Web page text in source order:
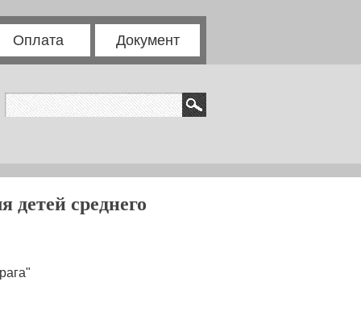
Оплата Документ
детей среднего